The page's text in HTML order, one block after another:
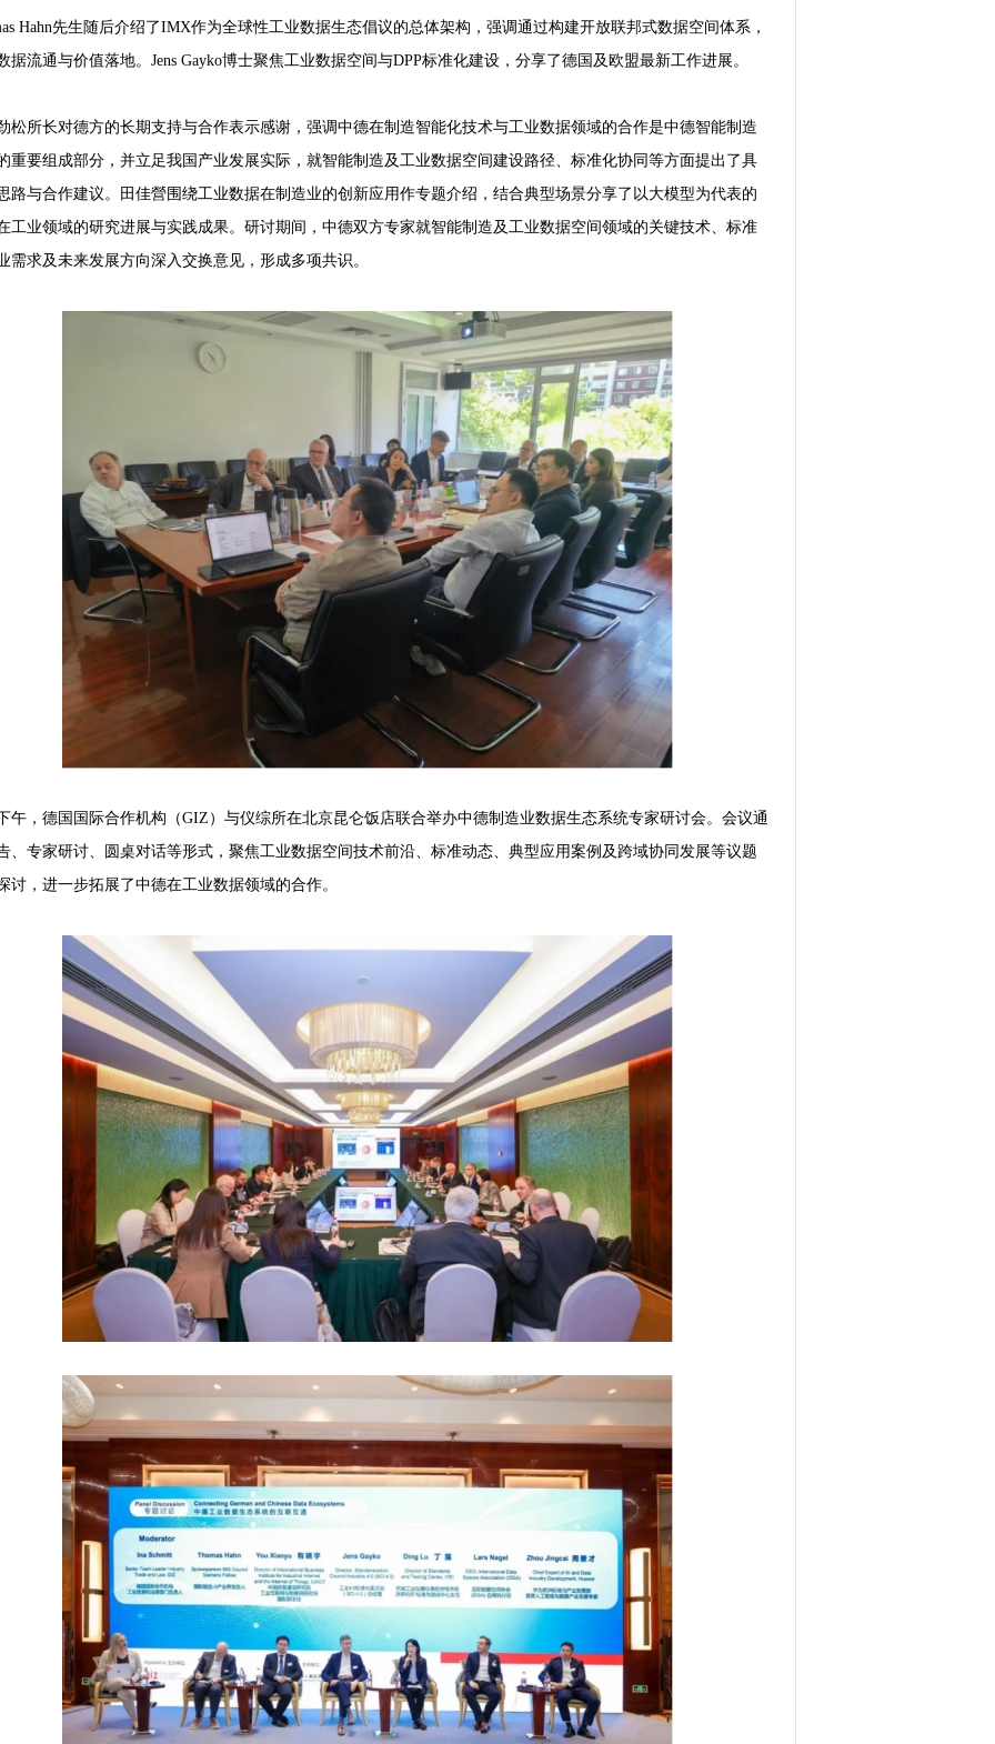
Hahn先生随后介绍了IMX作为全球性工业数据生态倡议的总体架构，强调通过构建开放联邦式数据空间体系，
据流通与价值落地。Jens Gayko博士聚焦工业数据空间与DPP标准化建设，分享了德国及欧盟最新工作进展。
松所长对德方的长期支持与合作表示感谢，强调中德在制造智能化技术与工业数据领域的合作是中德智能制造
重要组成部分，并立足我国产业发展实际，就智能制造及工业数据空间建设路径、标准化协同等方面提出了具
路与合作建议。田佳營围绕工业数据在制造业的创新应用作专题介绍，结合典型场景分享了以大模型为代表的
工业领域的研究进展与实践成果。研讨期间，中德双方专家就智能制造及工业数据空间领域的关键技术、标准
需求及未来发展方向深入交换意见，形成多项共识。
午，德国国际合作机构（GIZ）与仪综所在北京昆仑饭店联合举办中德制造业数据生态系统专家研讨会。会议通
、专家研讨、圆桌对话等形式，聚焦工业数据空间技术前沿、标准动态、典型应用案例及跨域协同发展等议题
讨，进一步拓展了中德在工业数据领域的合作。